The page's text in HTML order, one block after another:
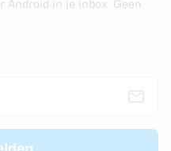
in je inbox. Geen